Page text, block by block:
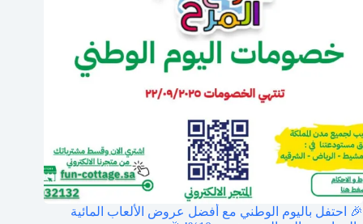
🎉 احتفل باليوم الوطني مع أفضل عروض الألعاب المائية